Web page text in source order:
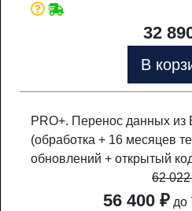
32
В
PRO+. Перенос данных
(обработка + 16 месяцев
обновлений + открытый
62
56 400 ₽ до